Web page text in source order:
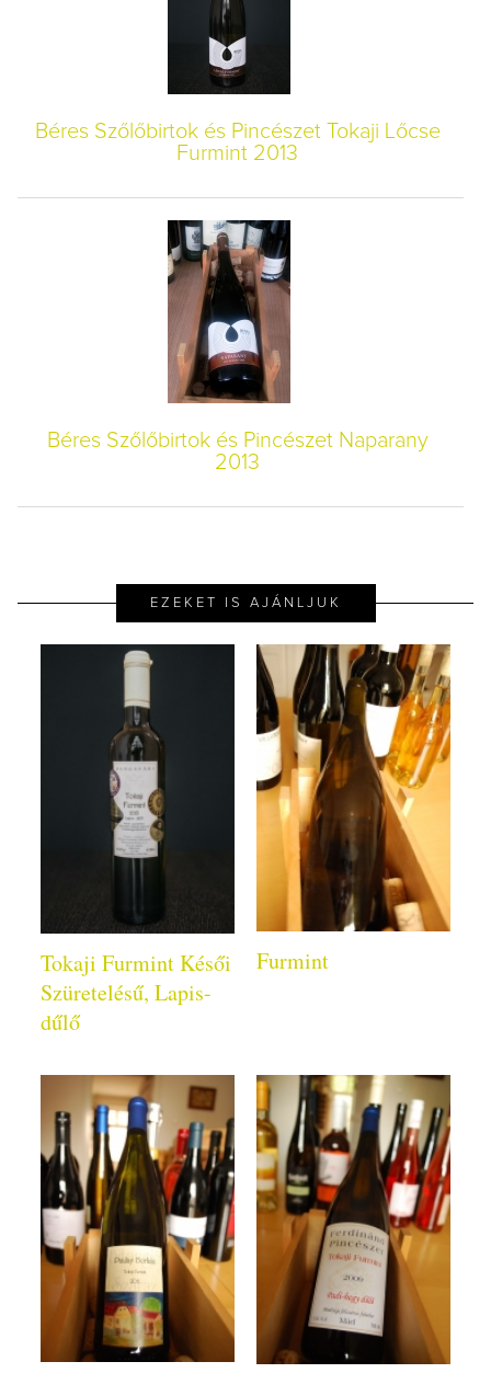
Béres Szőlőbirtok és Pincészet Tokaji Lőcse
Furmint 2013
Béres Szőlőbirtok és Pincészet Naparany
2013
EZEKET IS AJÁNLJUK
Tokaji Furmint Késői
Szüretelésű, Lapis-
dűlő
Furmint